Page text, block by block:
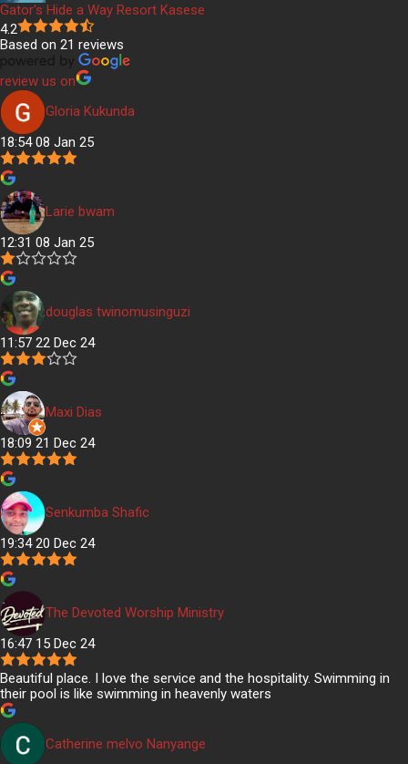
Gator's Hide a Way Resort Kasese
4.2
Based on 21 reviews
review us on
Gloria Kukunda
18:54 08 Jan 25
Larie bwam
12:31 08 Jan 25
douglas twinomusinguzi
11:57 22 Dec 24
Maxi Dias
18:09 21 Dec 24
Senkumba Shafic
19:34 20 Dec 24
The Devoted Worship Ministry
16:47 15 Dec 24
Beautiful place. I love the service and the hospitality. Swimming in
their pool is like swimming in heavenly waters
Catherine melvo Nanyange